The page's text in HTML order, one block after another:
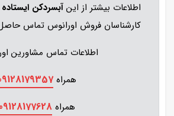
اطلاعات بیشتر از این آبسردکن ایستاده
کارشناسان فروش اورانوس تماس حاصل
اطلاعات تماس مشاورین
همراه
همراه 09128177628